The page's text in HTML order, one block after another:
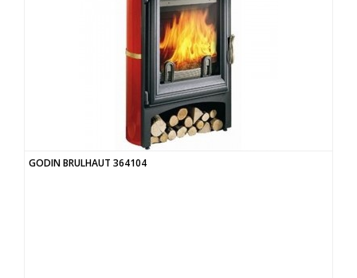
GODIN BRULHAUT 364104